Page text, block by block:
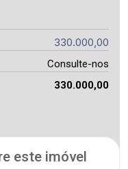
330.000,00
Consulte-nos
330.000,00
este imóvel